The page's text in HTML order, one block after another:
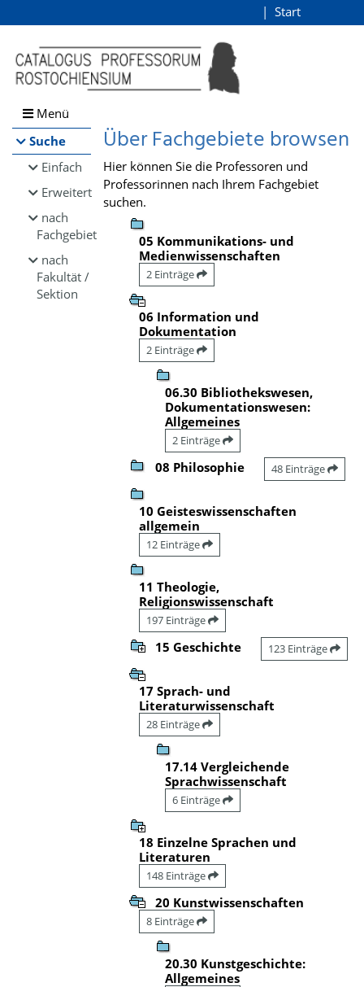
Browsen
direkt zum Inhalt
Start
Menü
Suche
Einfach
Erweitert
nach
Fachgebiet
nach
Fakultät /
Sektion
Über Fachgebiete browsen
Hier können Sie die Professoren und
Professorinnen nach Ihrem Fachgebiet
suchen.
05 Kommunikations- und
Medienwissenschaften
2 Einträge
06 Information und
Dokumentation
2 Einträge
06.30 Bibliothekswesen,
Dokumentationswesen:
Allgemeines
2 Einträge
08 Philosophie 48 Einträge
10 Geisteswissenschaften
allgemein
12 Einträge
11 Theologie,
Religionswissenschaft
197 Einträge
15 Geschichte 123 Einträge
17 Sprach- und
Literaturwissenschaft
28 Einträge
17.14 Vergleichende
Sprachwissenschaft
6 Einträge
18 Einzelne Sprachen und
Literaturen
148 Einträge
20 Kunstwissenschaften
8 Einträge
20.30 Kunstgeschichte:
Allgemeines